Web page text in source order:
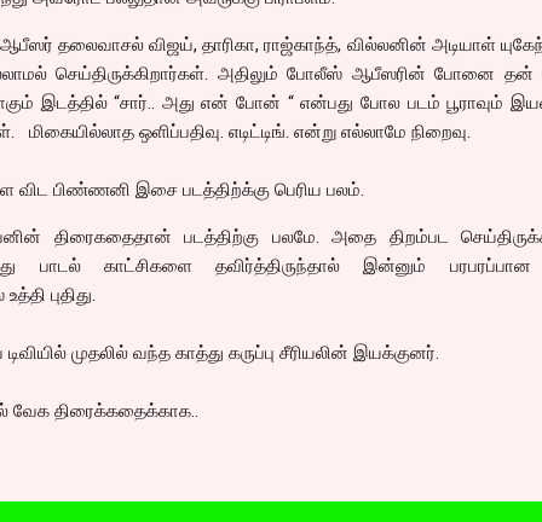
தலைவாசல் விஜய், தாரிகா, ராஜ்காந்த், வில்லனின் அடியாள்
செய்திருக்கிறார்கள். அதிலும் போலீஸ் ஆபீஸரின் போனை
இடத்தில் “சார்.. அது என் போன் “ என்பது போல படம் பூராவும்
ஒளிப்பதிவு. எடிட்டிங். என்று எல்லாமே நிறைவு.
பிண்ணனி இசை படத்திற்க்கு பெரிய பலம்.
திரைகதைதான் படத்திற்கு பலமே. அதை திறம்பட
பாடல் காட்சிகளை தவிர்த்திருந்தால் இன்னும்
புதிது.
முதலில் வந்த காத்து கருப்பு சீரியலின் இயக்குனர்.
வேக திரைக்கதைக்காக..